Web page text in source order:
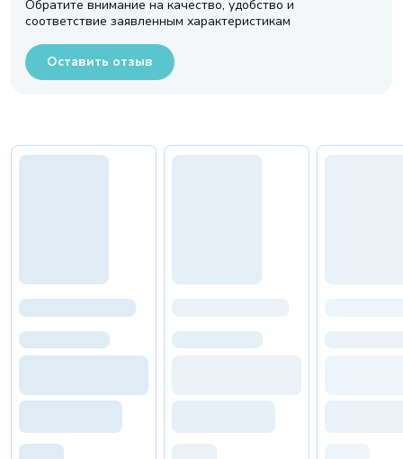
Обратите внимание на качество, удобство и
соответствие заявленным характеристикам
Оставить отзыв